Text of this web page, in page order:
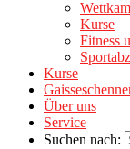
Kurse
Fitness
Kurse
Über uns
Service
Suchen nach: